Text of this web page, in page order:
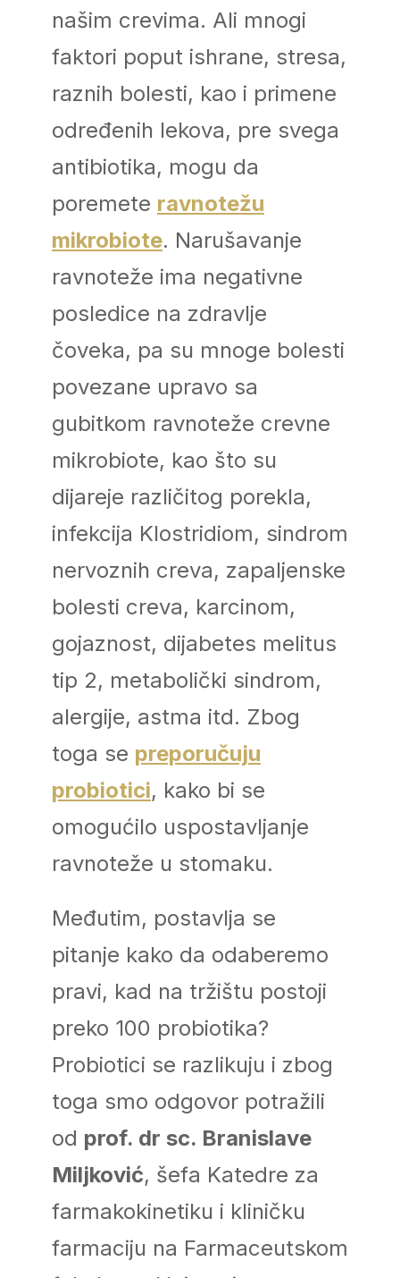
našim crevima. Ali mnogi
faktori poput ishrane, stresa,
raznih bolesti, kao i primene
određenih lekova, pre svega
antibiotika, mogu da
poremete ravnotežu
mikrobiote. Narušavanje
ravnoteže ima negativne
posledice na zdravlje
čoveka, pa su mnoge bolesti
povezane upravo sa
gubitkom ravnoteže crevne
mikrobiote, kao što su
dijareje različitog porekla,
infekcija Klostridiom, sindrom
nervoznih creva, zapaljenske
bolesti creva, karcinom,
gojaznost, dijabetes melitus
tip 2, metabolički sindrom,
alergije, astma itd. Zbog
toga se preporučuju
probiotici, kako bi se
omogućilo uspostavljanje
ravnoteže u stomaku.
Međutim, postavlja se
pitanje kako da odaberemo
pravi, kad na tržištu postoji
preko 100 probiotika?
Probiotici se razlikuju i zbog
toga smo odgovor potražili
od prof. dr sc. Branislave
Miljković, šefa Katedre za
farmakokinetiku i kliničku
farmaciju na Farmaceutskom